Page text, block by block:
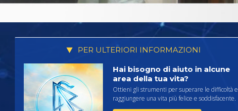
PER ULTERIORI INFORMAZIONI
Hai bisogno di aiuto in alcune
area della tua vita?
Ottieni gli strumenti per superare le difficoltà e
raggiungere una vita più felice e soddisfacente.